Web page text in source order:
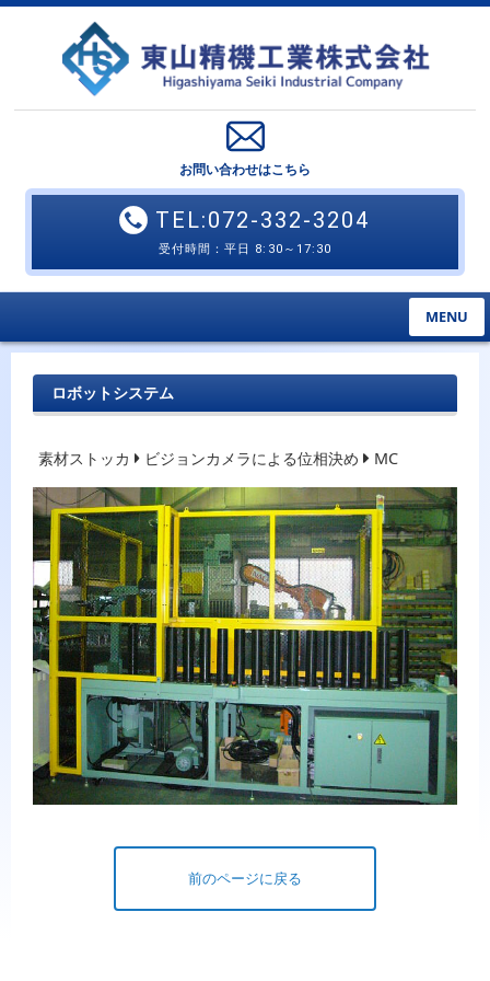
お問い合わせはこちら
TEL:072-332-3204
受付時間：平日 8:30～17:30
MENU
ロボットシステム
素材ストッカ ビジョンカメラによる位相決め MC
前のページに戻る